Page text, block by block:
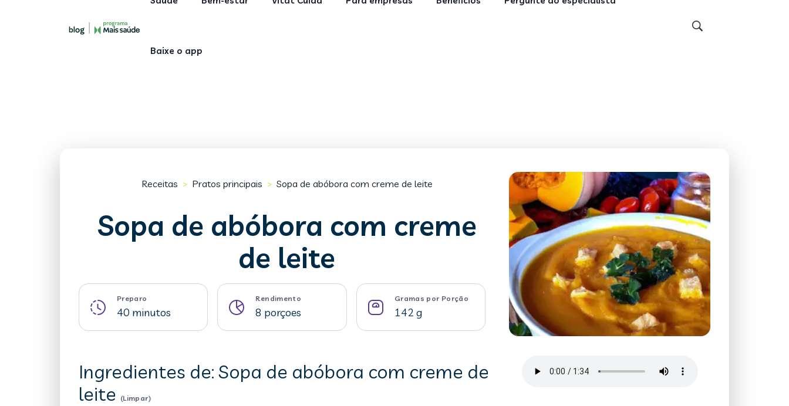
Baixe o app
Receitas > Pratos principais > Sopa de abóbora com creme de leite
Sopa de abóbora com creme
de leite
Preparo
40 minutos
Rendimento
8 porçoes
Gramas por Porção
142 g
Ingredientes de: Sopa de abóbora com creme de
leite
(Limpar)